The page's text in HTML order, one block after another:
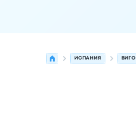
ИСПАНИЯ ВИГО